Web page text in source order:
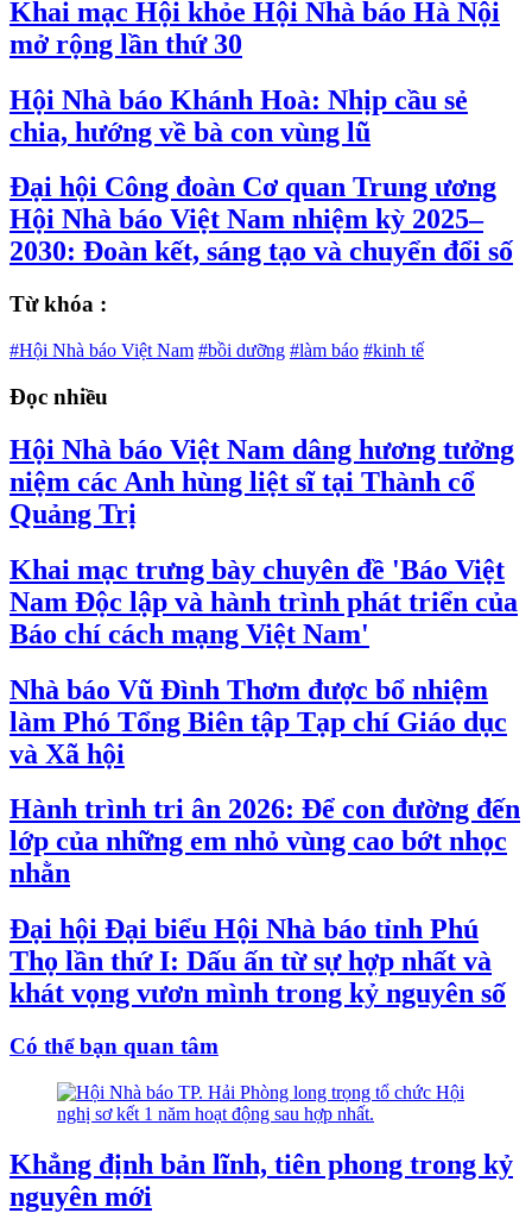
Khai mạc Hội khỏe Hội Nhà báo Hà Nội
mở rộng lần thứ 30
Hội Nhà báo Khánh Hoà: Nhịp cầu sẻ
chia, hướng về bà con vùng lũ
Đại hội Công đoàn Cơ quan Trung ương
Hội Nhà báo Việt Nam nhiệm kỳ 2025–
2030: Đoàn kết, sáng tạo và chuyển đổi số
Từ khóa :
#Hội Nhà báo Việt Nam #bồi dưỡng #làm báo #kinh tế
Đọc nhiều
Hội Nhà báo Việt Nam dâng hương tưởng
niệm các Anh hùng liệt sĩ tại Thành cổ
Quảng Trị
Khai mạc trưng bày chuyên đề 'Báo Việt
Nam Độc lập và hành trình phát triển của
Báo chí cách mạng Việt Nam'
Nhà báo Vũ Đình Thơm được bổ nhiệm
làm Phó Tổng Biên tập Tạp chí Giáo dục
và Xã hội
Hành trình tri ân 2026: Để con đường đến
lớp của những em nhỏ vùng cao bớt nhọc
nhằn
Đại hội Đại biểu Hội Nhà báo tỉnh Phú
Thọ lần thứ I: Dấu ấn từ sự hợp nhất và
khát vọng vươn mình trong kỷ nguyên số
Có thể bạn quan tâm
Khẳng định bản lĩnh, tiên phong trong kỷ
nguyên mới